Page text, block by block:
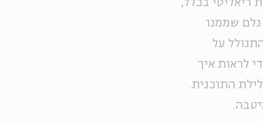
ריאליטי בכלל,
גלם שממנו
על
לראות איך
התוכנית.